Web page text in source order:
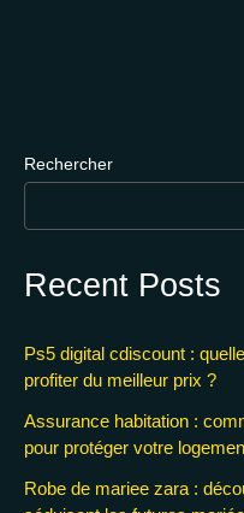
Rechercher
Recent Posts
Ps5 digital cdiscount :
profiter du meilleur prix ?
Assurance habitation :
pour protéger votre
Robe de mariee zara :